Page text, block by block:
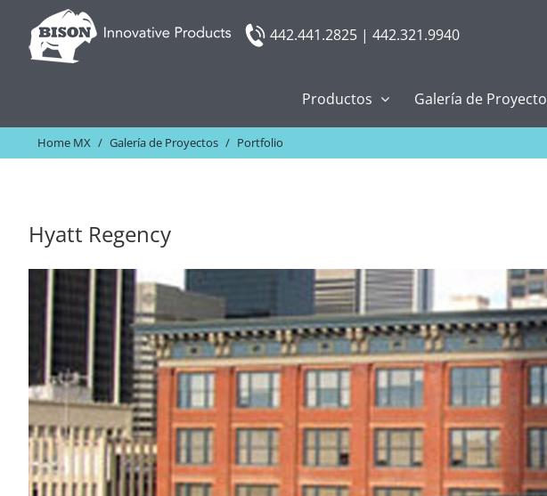
442.441.2825 | 442.321.9940
Productos Galería de
Home MX / Galería de Proyectos / Portfolio
Hyatt Regency